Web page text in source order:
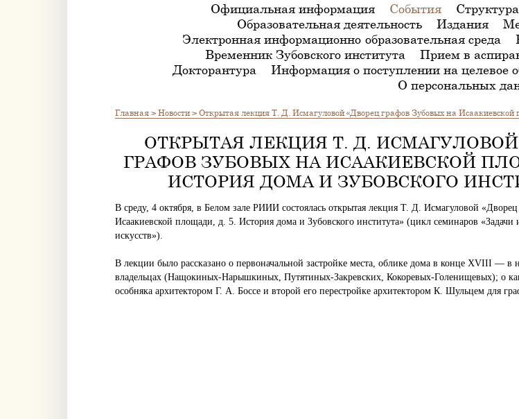
Официальная информация События
Образовательная деятельность
Издания
Электронная информационно-образовательная среда
Временник Зубовского института
Прием в
Докторантура
Информация о поступлении на целевое
О персональных
Главная>Новости>Открытая лекция Т. Д. Исмагуловой «Дворец графов Зубовых на Исаакиевской
ОТКРЫТАЯ ЛЕКЦИЯ Т. Д. ИСМАГУЛОВОЙ
ГРАФОВ ЗУБОВЫХ НА ИСААКИЕВСКОЙ
ИСТОРИЯ ДОМА И ЗУБОВСКОГО
В среду, 4 октября, в Белом зале РИИИ состоялась открытая лекция Т. Д. Исмагуловой
Исаакиевской площади, д. 5. История дома и Зубовского института» (цикл семинаров «Задачи
искусств»).
В лекции было рассказано о первоначальной застройке места, облике дома в конце XVIII — в
владельцах (Нащокиных-Нарышкиных, Путятиных-Закревских, Кокоревых-Голенищевых); о
особняка архитектором Г. А. Боссе и второй его перестройке архитектором К. Шульцем для